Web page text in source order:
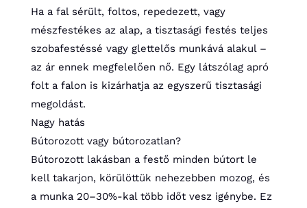
Ha a fal sérült, foltos, repedezett, vagy
mészfestékes az alap, a tisztasági festés teljes
szobafestéssé vagy glettelős munkává alakul –
az ár ennek megfelelően nő. Egy látszólag apró
folt a falon is kizárhatja az egyszerű tisztasági
megoldást.
Nagy hatás
Bútorozott vagy bútorozatlan?
Bútorozott lakásban a festő minden bútort le
kell takarjon, körülöttük nehezebben mozog, és
a munka 20–30%-kal több időt vesz igénybe. Ez